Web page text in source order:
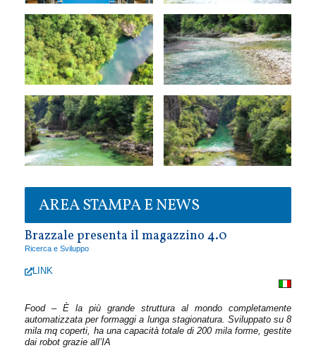
AREA STAMPA E NEWS
Brazzale presenta il magazzino 4.0
Ricerca e Sviluppo
LINK
Food – È la più grande struttura al mondo completamente
automatizzata per formaggi a lunga stagionatura. Sviluppato su 8
mila mq coperti, ha una capacità totale di 200 mila forme, gestite
dai robot grazie all’IA